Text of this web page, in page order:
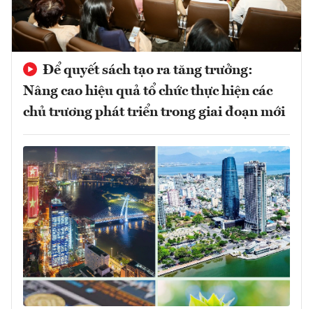
Để quyết sách tạo ra tăng trưởng:
Nâng cao hiệu quả tổ chức thực hiện các
chủ trương phát triển trong giai đoạn mới